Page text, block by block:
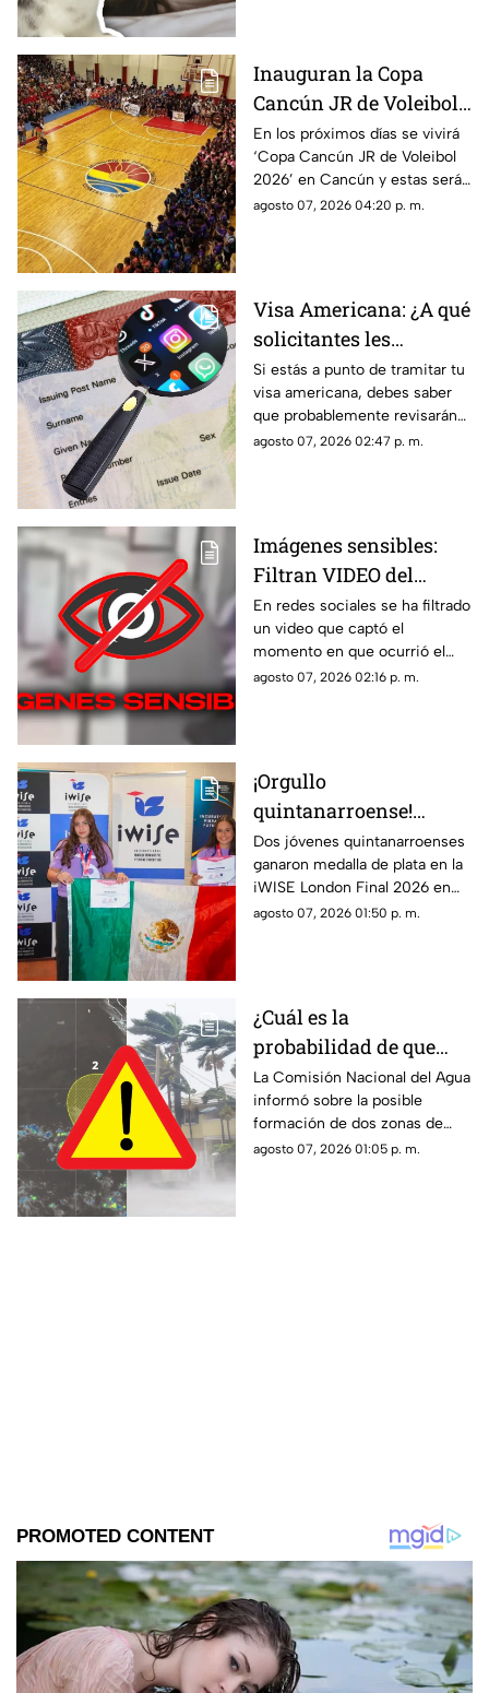
Inauguran la Copa
Cancún JR de Voleibol
2026 en Cancún; aquí
las fechas, categorías y
premios
En los próximos días se vivirá
‘Copa Cancún JR de Voleibol
2026’ en Cancún y estas serán
las fechas, las categorías y los
agosto 07, 2026 04:20 p. m.
Visa Americana: ¿A qué
solicitantes les
revisarán las redes
sociales para su
proceso?
Si estás a punto de tramitar tu
visa americana, debes saber
que probablemente revisarán
tus redes sociales, así que te
agosto 07, 2026 02:47 p. m.
Imágenes sensibles:
Filtran VIDEO del
t1r0t30 de en escuela
que dejó a 7 mu3rt0s y
más de 30 h3r1d0s; así
ocurrió la m4s4cr3
En redes sociales se ha filtrado
un video que captó el
momento en que ocurrió el
tiroteo que dejó a 7 muertos y
agosto 07, 2026 02:16 p. m.
¡Orgullo
quintanarroense!
Jóvenes GANAN la
plata en la competencia
iWISE London Final
2026
Dos jóvenes quintanarroenses
ganaron medalla de plata en la
iWISE London Final 2026 en
donde participaron más de
agosto 07, 2026 01:50 p. m.
¿Cuál es la
probabilidad de que
'Hernan' se forme esta
semana? Vigilan zonas
de baja presión con
potencial de desarrollo
La Comisión Nacional del Agua
informó sobre la posible
formación de dos zonas de
baja presión con potencial de
agosto 07, 2026 01:05 p. m.